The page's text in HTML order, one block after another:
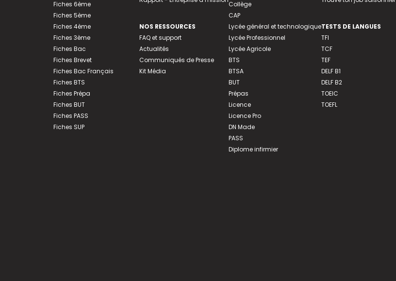
Fiches 6ème
Fiches 5ème
Fiches 4ème
Fiches 3ème
Fiches Bac
Fiches Brevet
Fiches Bac Français
Fiches BTS
Fiches Prépa
Fiches BUT
Fiches PASS
Fiches SUP
NOS RESSOURCES
FAQ et support
Actualités
Communiqués de Presse
Kit Média
Collège
CAP
Lycée général et technologique
Lycée Professionnel
Lycée Agricole
BTS
BTSA
BUT
Prépas
Licence
Licence Pro
DN Made
PASS
Diplome infirmier
TESTS DE LANGUES
TFI
TCF
TEF
DELF B1
DELF B2
TOEIC
TOEFL